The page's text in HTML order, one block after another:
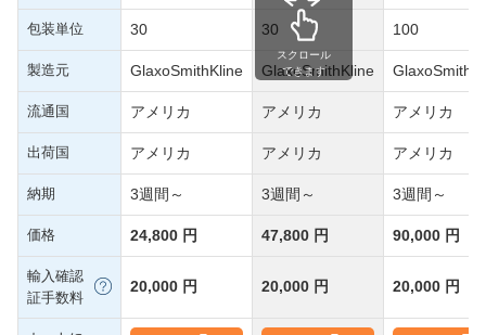
包装単位 30 30 100
製造元 GlaxoSmithKline GlaxoSmithKline
流通国 アメリカ アメリカ アメリカ
出荷国 アメリカ アメリカ アメリカ
納期 3週間～ 3週間～ 3週間～
価格 24,800 円 47,800 円 90,000 円
輸入確認
証手数料
20,000 円 20,000 円 20,000 円
スクロール
できます